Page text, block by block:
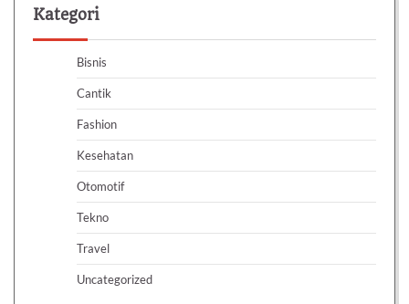
Kategori
Bisnis
Cantik
Fashion
Kesehatan
Otomotif
Tekno
Travel
Uncategorized